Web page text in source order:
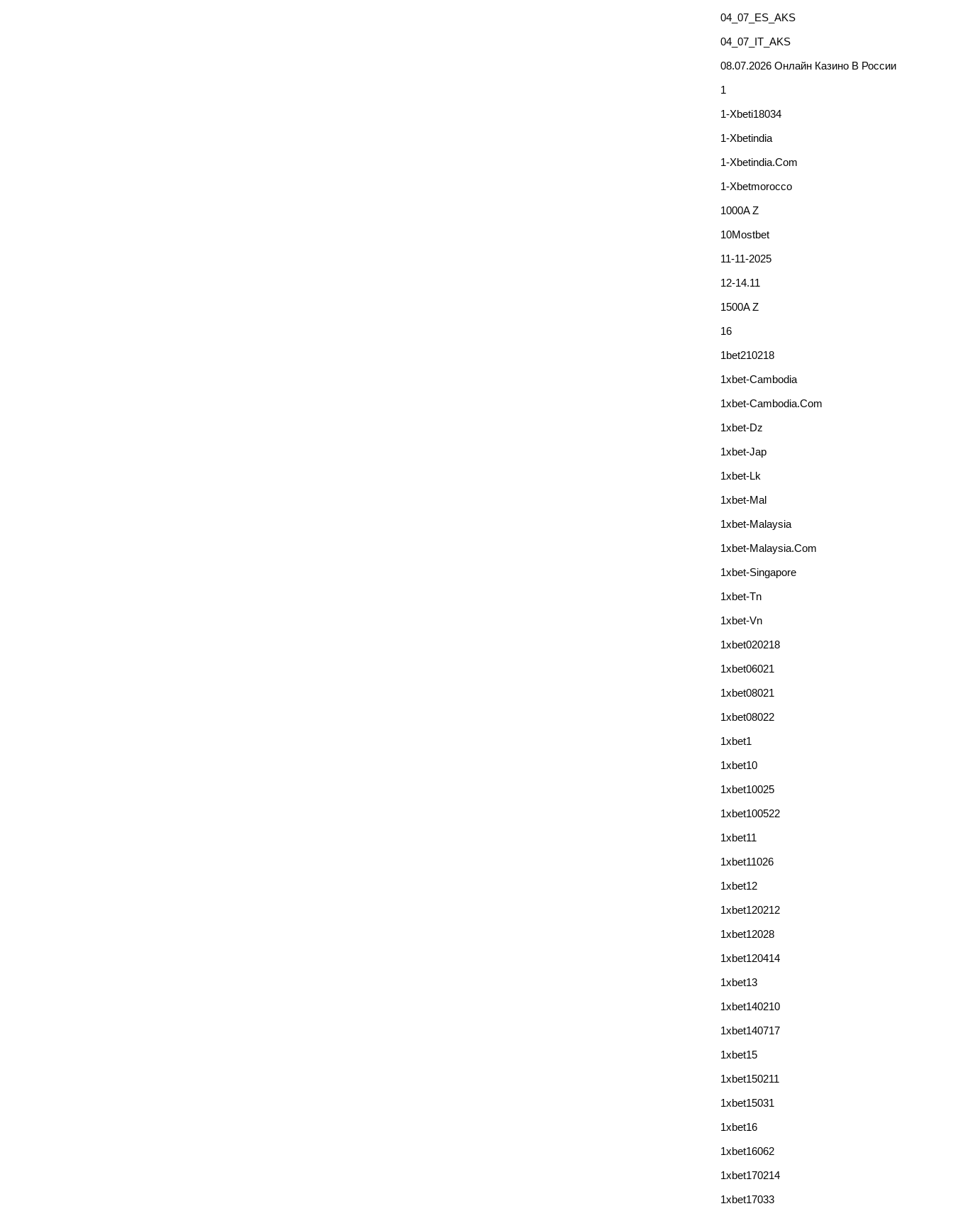
04_07_ES_AKS
04_07_IT_AKS
08.07.2026 Онлайн Казино В России
1
1-Xbeti18034
1-Xbetindia
1-Xbetindia.com
1-Xbetmorocco
1000A Z
10Mostbet
11-11-2025
12-14.11
1500A Z
16
1bet210218
1xbet-Cambodia
1xbet-Cambodia.com
1xbet-Dz
1xbet-Jap
1xbet-Lk
1xbet-Mal
1xbet-Malaysia
1xbet-Malaysia.com
1xbet-Singapore
1xbet-Tn
1xbet-Vn
1xbet020218
1xbet06021
1xbet08021
1xbet08022
1xbet1
1xbet10
1xbet10025
1xbet100522
1xbet11
1xbet11026
1xbet12
1xbet120212
1xbet12028
1xbet120414
1xbet13
1xbet140210
1xbet140717
1xbet15
1xbet150211
1xbet15031
1xbet16
1xbet16062
1xbet170214
1xbet17033